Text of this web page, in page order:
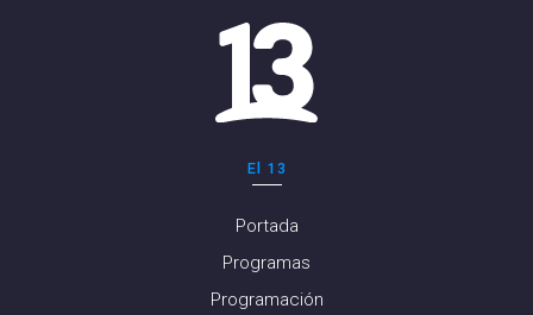
El 13
Portada
Programas
Programación